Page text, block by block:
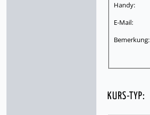
Handy:
E-Mail:
Bemerkung:
KURS-TYP: